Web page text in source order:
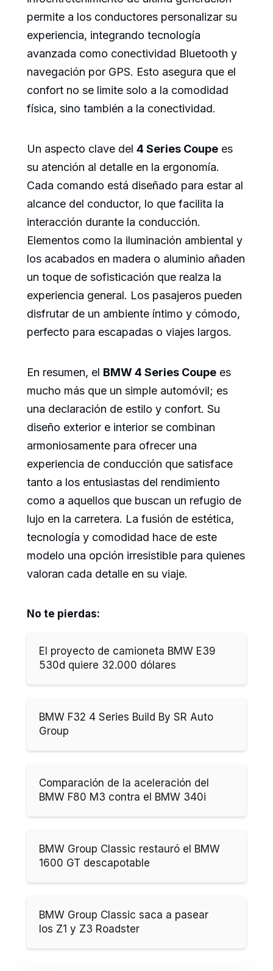
permite a los conductores personalizar su
experiencia, integrando tecnología
avanzada como conectividad Bluetooth y
navegación por GPS. Esto asegura que el
confort no se limite solo a la comodidad
física, sino también a la conectividad.
Un aspecto clave del 4 Series Coupe es
su atención al detalle en la ergonomía.
Cada comando está diseñado para estar al
alcance del conductor, lo que facilita la
interacción durante la conducción.
Elementos como la iluminación ambiental y
los acabados en madera o aluminio añaden
un toque de sofisticación que realza la
experiencia general. Los pasajeros pueden
disfrutar de un ambiente íntimo y cómodo,
perfecto para escapadas o viajes largos.
En resumen, el BMW 4 Series Coupe es
mucho más que un simple automóvil; es
una declaración de estilo y confort. Su
diseño exterior e interior se combinan
armoniosamente para ofrecer una
experiencia de conducción que satisface
tanto a los entusiastas del rendimiento
como a aquellos que buscan un refugio de
lujo en la carretera. La fusión de estética,
tecnología y comodidad hace de este
modelo una opción irresistible para quienes
valoran cada detalle en su viaje.
No te pierdas:
El proyecto de camioneta BMW E39
530d quiere 32.000 dólares
BMW F32 4 Series Build By SR Auto
Group
Comparación de la aceleración del
BMW F80 M3 contra el BMW 340i
BMW Group Classic restauró el BMW
1600 GT descapotable
BMW Group Classic saca a pasear
los Z1 y Z3 Roadster